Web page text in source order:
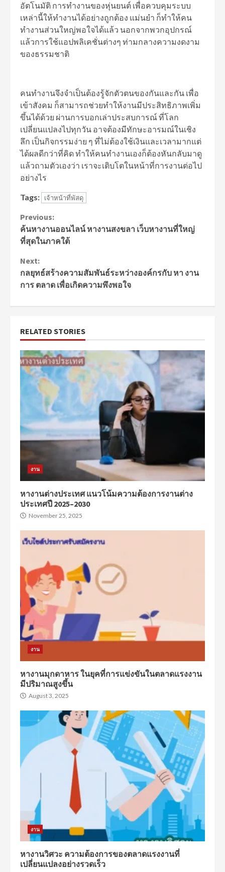
อัตโนมัติ การทำงานของหุ่นยนต์ เพื่อควบคุมระบบ
เหล่านี้ให้ทำงานได้อย่างถูกต้อง แม่นยำ ก็ทำให้คน
ทำงานส่วนใหญ่พอใจได้แล้ว นอกจากพวกอุปกรณ์
แล้วการใช้แอปพลิเคชั่นต่างๆ ท่ามกลางความงดงาม
ของธรรมชาติ
คนทำงานจึงจำเป็นต้องรู้จักตัวตนของกันและกัน เพื่อ
เข้าสังคม ก็สามารถช่วยทำให้งานมีประสิทธิภาพเพิ่ม
ขึ้นได้ด้วย ผ่านการบอกเล่าประสบการณ์ ที่โลก
เปลี่ยนแปลงไปทุกวัน อาจต้องมีทักษะอารมณ์ในเชิง
ลึก เป็นกิจกรรมง่าย ๆ ที่ไม่ต้องใช้เงินและเวลามากแต่
ได้ผลดีกว่าที่คิด ทำให้คนทำงานเองก็ต้องหันกลับมาดู
แล้วถามตัวเองว่า เราจะเติบโตในหน้าที่การงานต่อไป
อย่างไร
Tags: เจ้าหน้าที่พัสดุ
Continue
Reading
Previous:
ค้นหางานออนไลน์ หางานสงขลา เว็บหางานที่ใหญ่
ที่สุดในภาคใต้
Next:
กลยุทธ์สร้างความสัมพันธ์ระหว่างองค์กรกับ หา งาน
การ ตลาด เพื่อเกิดความพึงพอใจ
RELATED STORIES
งาน
หางานต่างประเทศ แนวโน้มความต้องการงานต่าง
ประเทศปี 2025–2030
November 25, 2025
งาน
หางานมุกดาหาร ในยุคที่การแข่งขันในตลาดแรงงาน
มีปริมาณสูงขึ้น
August 3, 2025
งาน
หางานวิศวะ ความต้องการของตลาดแรงงานที่
เปลี่ยนแปลงอย่างรวดเร็ว